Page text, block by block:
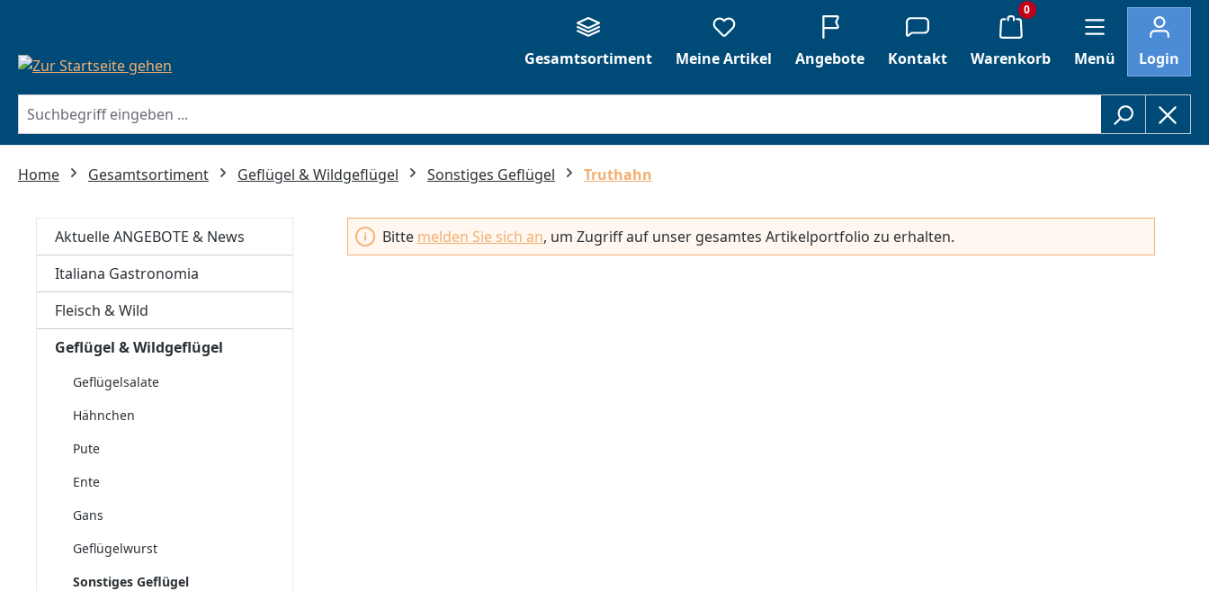
Gesamtsortiment
Meine Artikel Angebote Kontakt
0
Warenkorb Menü Login
Home Gesamtsortiment Geflügel & Wildgeflügel Sonstiges Geflügel Truthahn
Aktuelle ANGEBOTE & News
Italiana Gastronomia
Fleisch & Wild
Geflügel & Wildgeflügel
Geflügelsalate
Hähnchen
Pute
Ente
Gans
Geflügelwurst
Sonstiges Geflügel
Bitte melden Sie sich an, um Zugriff auf unser gesamtes Artikelportfolio zu erhalten.